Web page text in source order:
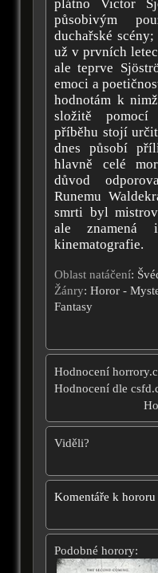
plátno Victor
působivým
duchařské
už v prvních
ale teprve
emoci a
hodnotám k
složitě pomocí
příběhu stojí
dnes působí
hlavně celé
důvod
Runemu
smrti byl
ale znamená
kinematografie.
Oblast natáčení:
Žánry: Horor -
Fantasy
Hodnocení
Hodnocení dle
Viděli?
Komentáře k hororu
Podobné horory: